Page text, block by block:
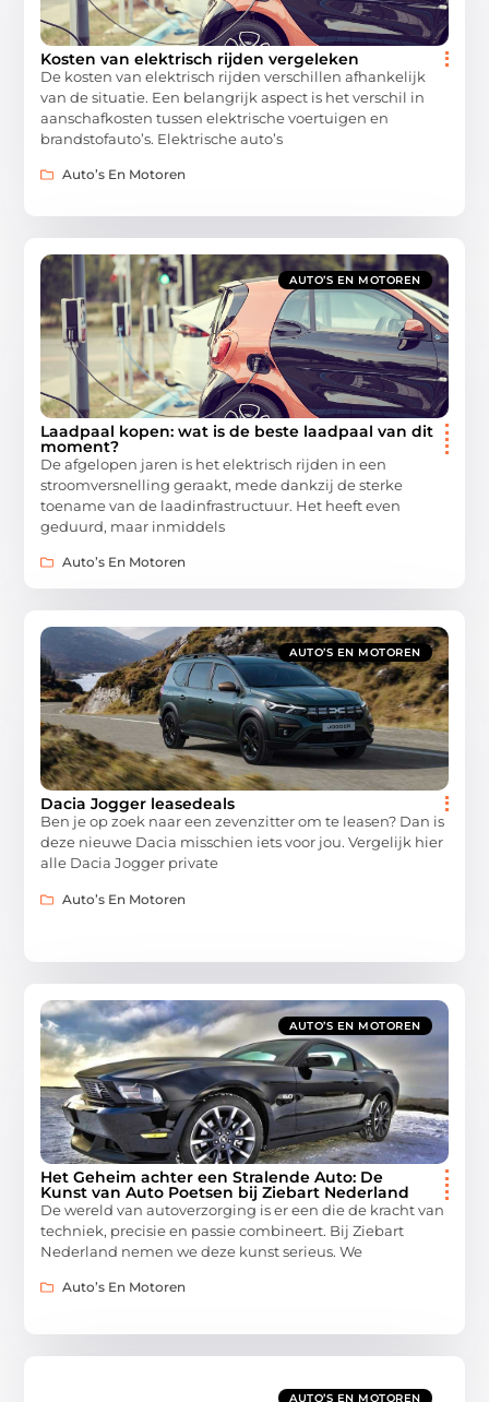
Kosten van elektrisch rijden vergeleken
De kosten van elektrisch rijden verschillen afhankelijk
van de situatie. Een belangrijk aspect is het verschil in
aanschafkosten tussen elektrische voertuigen en
brandstofauto’s. Elektrische auto’s
Auto’s En Motoren
AUTO’S EN MOTOREN
Laadpaal kopen: wat is de beste laadpaal van dit
moment?
De afgelopen jaren is het elektrisch rijden in een
stroomversnelling geraakt, mede dankzij de sterke
toename van de laadinfrastructuur. Het heeft even
geduurd, maar inmiddels
Auto’s En Motoren
AUTO’S EN MOTOREN
Dacia Jogger leasedeals
Ben je op zoek naar een zevenzitter om te leasen? Dan is
deze nieuwe Dacia misschien iets voor jou. Vergelijk hier
alle Dacia Jogger private
Auto’s En Motoren
AUTO’S EN MOTOREN
Het Geheim achter een Stralende Auto: De
Kunst van Auto Poetsen bij Ziebart Nederland
De wereld van autoverzorging is er een die de kracht van
techniek, precisie en passie combineert. Bij Ziebart
Nederland nemen we deze kunst serieus. We
Auto’s En Motoren
AUTO’S EN MOTOREN